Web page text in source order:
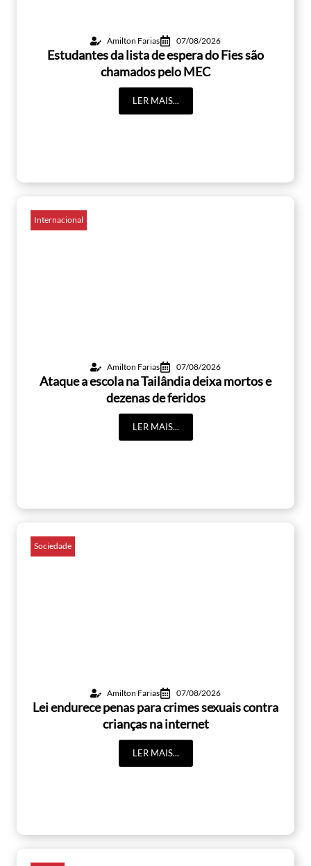
Amilton Farias 07/08/2026
Estudantes da lista de espera do Fies são
chamados pelo MEC
LER MAIS...
Internacional
Amilton Farias 07/08/2026
Ataque a escola na Tailândia deixa mortos e
dezenas de feridos
LER MAIS...
Sociedade
Amilton Farias 07/08/2026
Lei endurece penas para crimes sexuais contra
crianças na internet
LER MAIS...